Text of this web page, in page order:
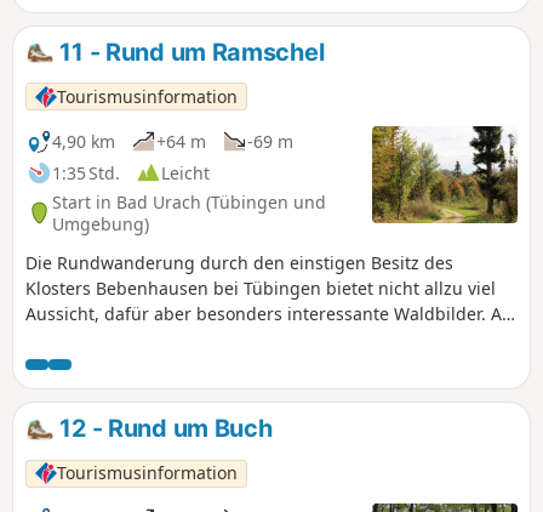
»hochgehflogen« ist der Weg zu geh‘n.
11 - Rund um Ramschel
Tourismusinformation
4,90 km
+64 m
-69 m
1:35 Std.
Leicht
Start in Bad Urach (Tübingen und
Umgebung)
Die Rundwanderung durch den einstigen Besitz des
Klosters Bebenhausen bei Tübingen bietet nicht allzu viel
Aussicht, dafür aber besonders interessante Waldbilder. An
Schatten. Die Wege sind auch bei feuchter Witterung
bequem zu begehen und größere Steigungen gilt es nicht
zu überwinden.
12 - Rund um Buch
Tourismusinformation